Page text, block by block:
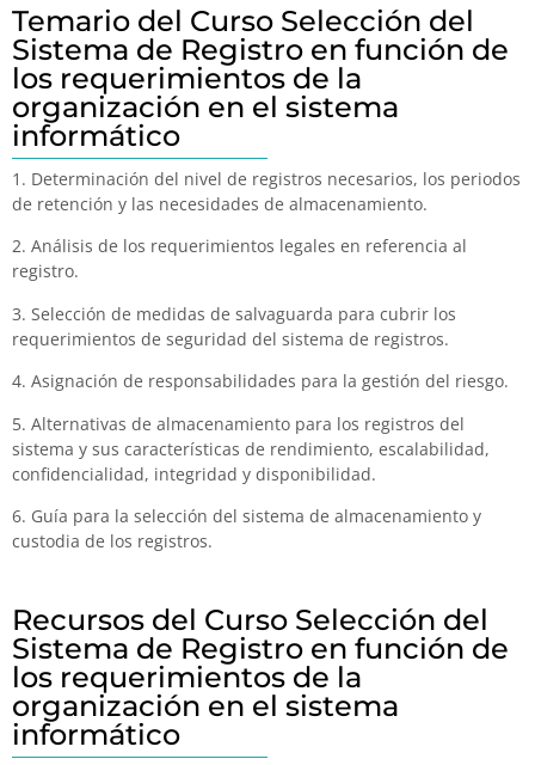
Temario del Curso Selección del
Sistema de Registro en función de
los requerimientos de la
organización en el sistema
informático
1. Determinación del nivel de registros necesarios, los periodos
de retención y las necesidades de almacenamiento.
2. Análisis de los requerimientos legales en referencia al
registro.
3. Selección de medidas de salvaguarda para cubrir los
requerimientos de seguridad del sistema de registros.
4. Asignación de responsabilidades para la gestión del riesgo.
5. Alternativas de almacenamiento para los registros del
sistema y sus características de rendimiento, escalabilidad,
confidencialidad, integridad y disponibilidad.
6. Guía para la selección del sistema de almacenamiento y
custodia de los registros.
Recursos del Curso Selección del
Sistema de Registro en función de
los requerimientos de la
organización en el sistema
informático